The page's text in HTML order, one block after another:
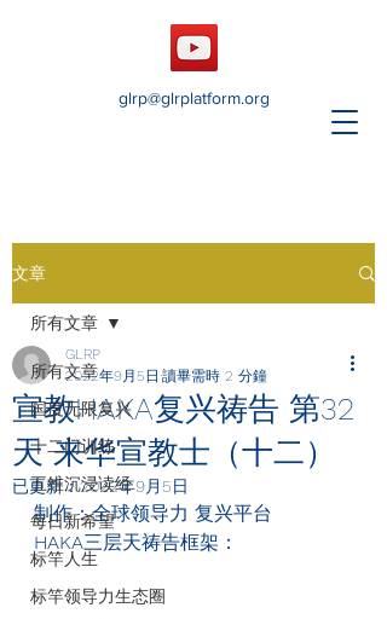
glrp@glrplatform.org
文章
所有文章
国度无限复兴
十二门训练
五维沉浸读经
每日新希望
标竿人生
标竿领导力生态圈
所有文章
宣教HAKA复兴祷告 第32
天 来华宣教士（十二）
GLRP
2022年9月5日 讀畢需時 2 分鐘
已更新：2022年9月5日
制作：全球领导力 复兴平台
HAKA三层天祷告框架：